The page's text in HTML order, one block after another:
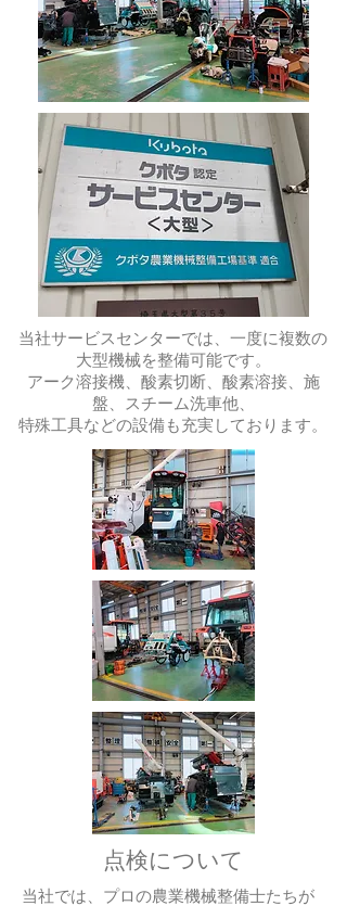
当社サービスセンターでは、一度に複数の
大型機械を整備可能です。
アーク溶接機、酸素切断、酸素溶接、施
盤、スチーム洗車他、
特殊工具などの設備も充実しております。
点検について
当社では、プロの農業機械整備士たちが